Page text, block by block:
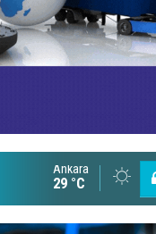
Cottonhill
Ankara
29 °C